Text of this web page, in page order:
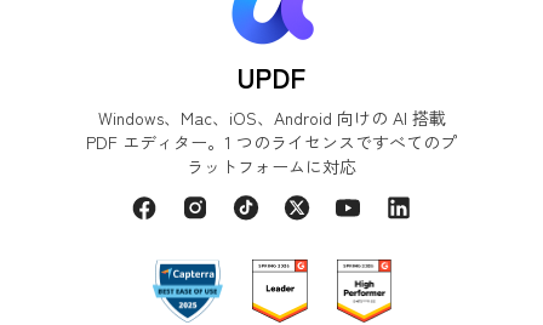
UPDF
Windows、Mac、iOS、Android 向けの AI 搭載
PDF エディター。1 つのライセンスですべてのプ
ラットフォームに対応